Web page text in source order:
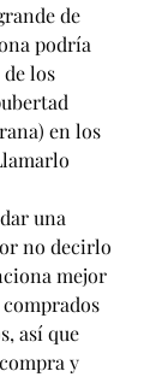
de
podría
los
en los
una
no decirlo
mejor
así que
y